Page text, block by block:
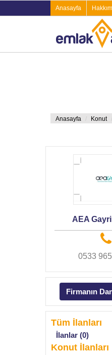
Anasayfa
Anasayfa Konut
AEA
0533
Firmanın
Tüm İlanları
İlanlar (0)
Konut İlanları